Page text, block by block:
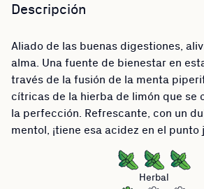
Descripción
Aliado de las buenas digestiones,
alma. Una fuente de bienestar en
través de la fusión de la menta
cítricas de la hierba de limón que se
la perfección. Refrescante, con un
mentol, ¡tiene esa acidez en el punto
Herbal